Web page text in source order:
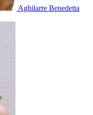
Aghilarre Benedetta